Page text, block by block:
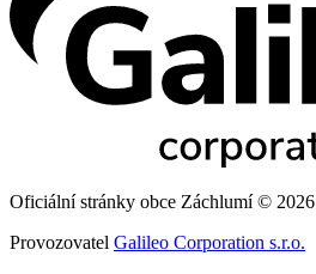
Oficiální stránky obce Záchlumí © 2026
Provozovatel Galileo Corporation s.r.o.